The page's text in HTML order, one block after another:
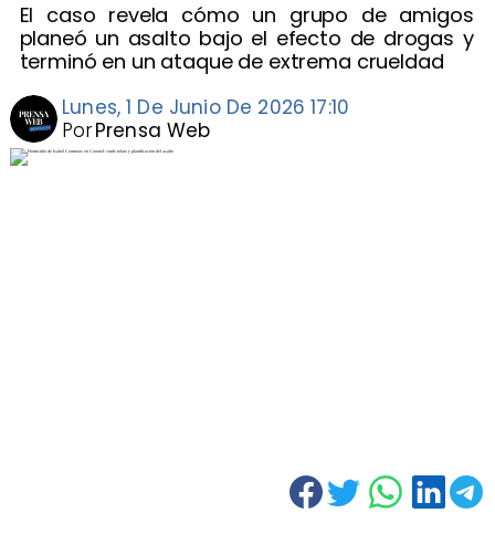
El caso revela cómo un grupo de amigos
planeó un asalto bajo el efecto de drogas y
terminó en un ataque de extrema crueldad
Lunes, 1 De Junio De 2026 17:10
Prensa Web
Por